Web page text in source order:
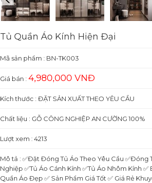
Tủ Quần Áo Kính Hiện Đại
Mã sản phẩm : BN-TK003
Giá bán : 4,980,000 VNĐ
Kích thước : ĐẶT SẢN XUẤT THEO YÊU CẦU
Chất liệu : GỖ CÔNG NGHIỆP AN CƯỜNG 100%
Lượt xem : 4213
Mô tả : ✅Đặt Đóng Tủ Áo Theo Yêu Cầu ✅Đóng
Nghiệp ✅Tủ Áo Cánh Kính ✅Tủ Áo Nhôm Kính ✅
Quần Áo Đẹp ✅ Sản Phẩm Giá Tốt ✅ Giá Rẻ